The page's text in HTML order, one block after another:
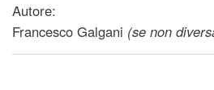
Autore:
Francesco Galgani (se non